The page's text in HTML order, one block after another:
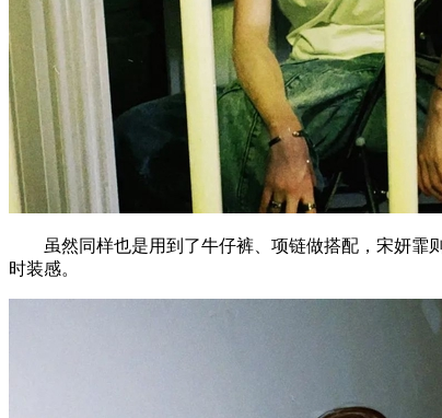
虽然同样也是用到了牛仔裤、项链做搭配，宋妍霏则
时装感。